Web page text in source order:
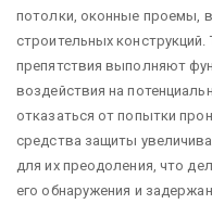
потолки, оконные проемы,
строительных
препятствия выполняют
воздействия на
отказаться от попытки
средства защиты
для их преодоления, что
его обнаружения и